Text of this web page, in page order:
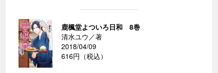
鹿楓堂よついろ日和 8巻
清水ユウ／著
2018/04/09
616円（税込）